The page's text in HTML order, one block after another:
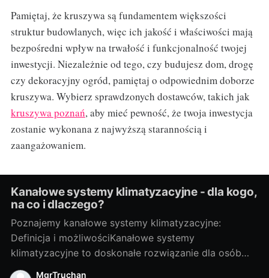
Pamiętaj, że kruszywa są fundamentem większości
struktur budowlanych, więc ich jakość i właściwości mają
bezpośredni wpływ na trwałość i funkcjonalność twojej
inwestycji. Niezależnie od tego, czy budujesz dom, drogę
czy dekoracyjny ogród, pamiętaj o odpowiednim doborze
kruszywa. Wybierz sprawdzonych dostawców, takich jak
kruszywa poznań, aby mieć pewność, że twoja inwestycja
zostanie wykonana z najwyższą starannością i
zaangażowaniem.
Kanałowe systemy klimatyzacyjne - dla kogo,
na co i dlaczego?
Poznajemy kanałowe systemy klimatyzacyjne:
Definicja i możliwościKanałowe systemy
klimatyzacyjne to doskonałe rozwiązanie dla osób
pragnących cieszyć się przyjemnym chłodem
MgrTruchan